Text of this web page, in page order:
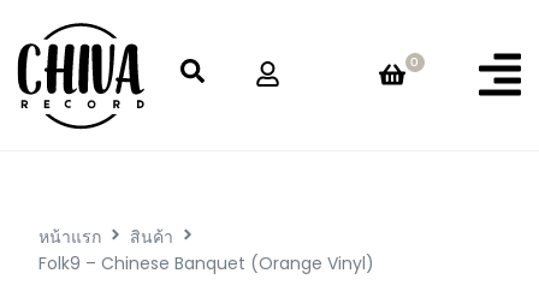
0
หน้าแรก
สินค้า
Folk9 – Chinese Banquet (Orange Vinyl)